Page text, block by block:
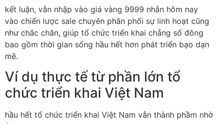
kết luận, vẫn nhập vào giá vàng 9999 nhẫn hôm nay
vào chiến lược sale chuyên phân phối sự linh hoạt cũng
như chắc chắn, giúp tổ chức triển khai chẳng số đông
bao gồm thời gian sống hầu hết hơn phát triển bạo dạn
mẽ.
Ví dụ thực tế từ phần lớn tổ
chức triển khai Việt Nam
hầu hết tổ chức triển khai Việt Nam vẫn thành phầm nhờ